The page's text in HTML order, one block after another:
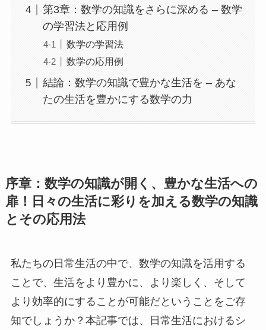
第3章：数学の知識をさらに深める – 数学
の学習法と応用例
数学の学習法
数学の応用例
結論：数学の知識で豊かな生活を – あな
たの生活を豊かにする数学の力
序章：数学の知識が開く、豊かな生活への
扉！日々の生活に彩りを加える数学の知識
とその応用法
私たちの日常生活の中で、数学の知識を活用する
ことで、生活をより豊かに、より楽しく、そして
より効率的にすることが可能だということをご存
知でしょうか？本記事では、日常生活におけるシ